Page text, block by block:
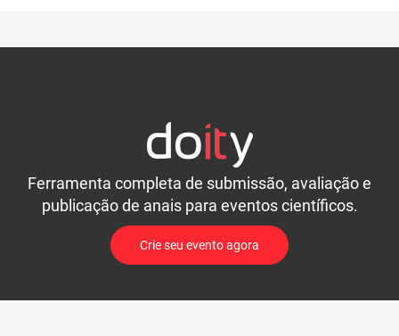
Ferramenta completa de submissão, avaliação e
publicação de anais para eventos científicos.
Crie seu evento agora